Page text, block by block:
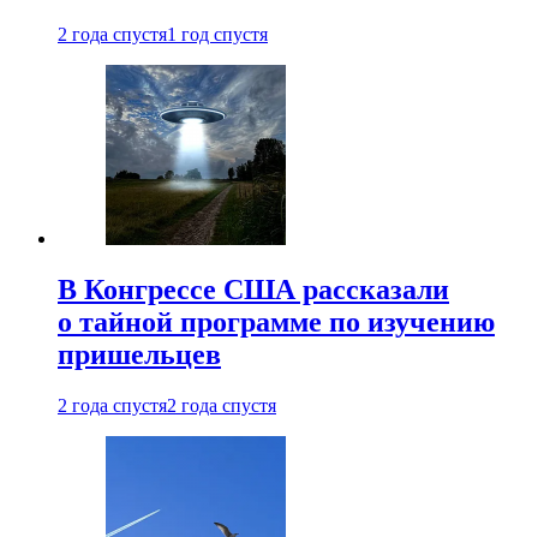
2 года спустя1 год спустя
В Конгрессе США рассказали
о тайной программе по изучению
пришельцев
2 года спустя2 года спустя